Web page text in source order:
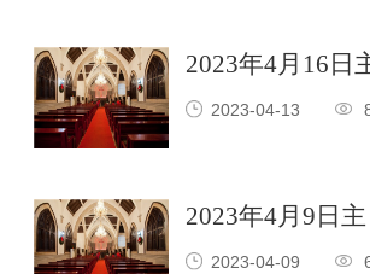
2023年4月16日
2023-04-13
2023年4月9日
2023-04-09